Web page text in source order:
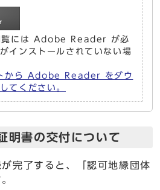
覧には Adobe Reader が必
インストールされていない場
から Adobe Reader をダウ
てください。
明書の交付について
完了すると、「認可地縁団体